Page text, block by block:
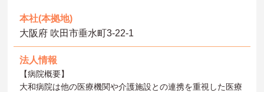
本社(本拠地)
大阪府 吹田市垂水町3-22-1
法人情報
【病院概要】
大和病院は他の医療機関や介護施設との連携を重視した医療